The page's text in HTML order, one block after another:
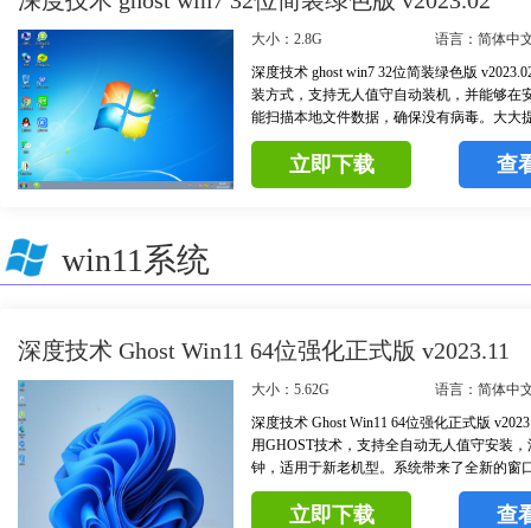
大小：2.8G
语言：简体中
深度技术 ghost win7 32位简装绿色版
装方式，支持无人值守自动装机，并能够在
能扫描本地文件数据，确保没有病毒。大大
兼容运行性能，带来了最佳体验，部分老机
也能完美安装。
立即下载 查
win11系统
深度技术 Ghost Win11 64位强化正式版 v2023.11
大小：5.62G
语言：简体中
深度技术 Ghost Win11 64位强化正式版
用GHOST技术，支持全自动无人值守安装
钟，适用于新老机型。系统带来了全新的窗
用户能够结合原有的分屏功能，更快捷地安
用户可以体验更加人性化的服务。
立即下载 查